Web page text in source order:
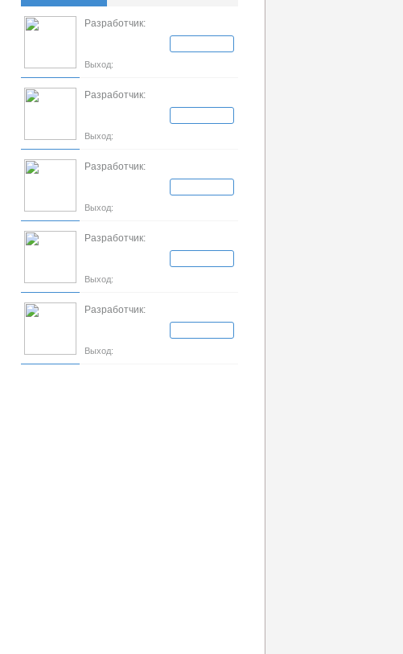
Разработчик:
Выход:
Разработчик:
Выход:
Разработчик:
Выход:
Разработчик:
Выход:
Разработчик:
Выход: